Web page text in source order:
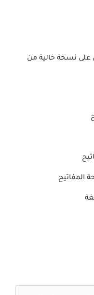
على نسخة خالية من
المفاتيح